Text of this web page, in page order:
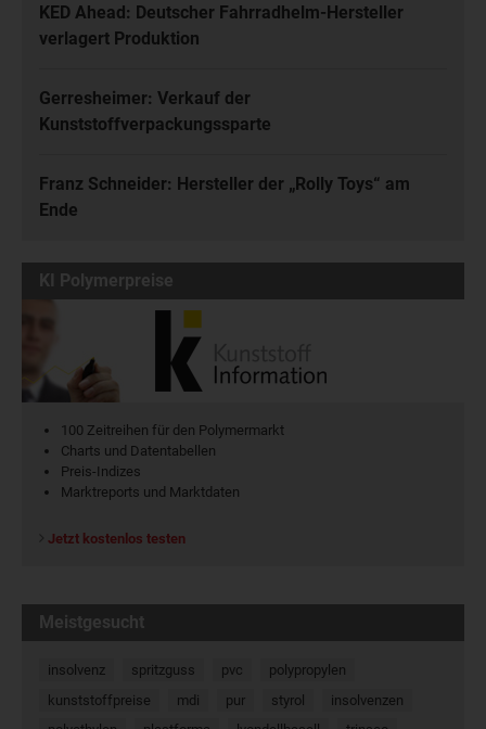
KED Ahead: Deutscher Fahrradhelm-Hersteller
verlagert Produktion
Gerresheimer: Verkauf der
Kunststoffverpackungssparte
Franz Schneider: Hersteller der „Rolly Toys“ am
Ende
KI Polymerpreise
100 Zeitreihen für den Polymermarkt
Charts und Datentabellen
Preis-Indizes
Marktreports und Marktdaten
Jetzt kostenlos testen
Meistgesucht
insolvenz spritzguss pvc
polypropylen
kunststoffpreise
mdi pur styrol
insolvenzen